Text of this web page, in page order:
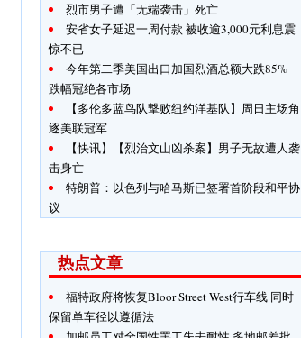
烈市男子遭「无端袭击」死亡
安省女子延迟一周付款 被收逾3,000元利息震
惊不已
今年第二季美国出口加国烈酒总额大跌85%
跌幅冠绝各市场
【多伦多蓝鸟队撃败纽约洋基队】周日主场角
逐美联冠军
【快讯】【烈治文山凶杀案】男子无故遭人袭
击身亡
特朗普：以色列与哈马斯已签署首阶段和平协
议
热点文章
福特政府将恢复Bloor Street West行车线 同时
保留单车径以遵循法